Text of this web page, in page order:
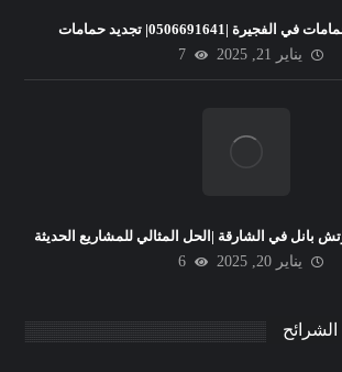
|0506691641| تجديد حمامات
يناير 21, 2025
7
بانل في الشارقة |الحل المثالي للمشاريع الحديثة
يناير 20, 2025
6